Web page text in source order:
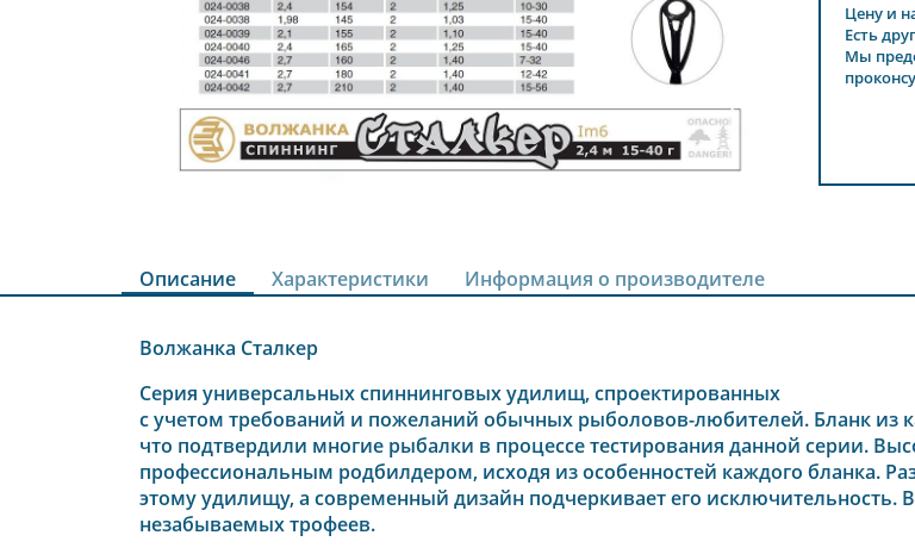
Цену и
Есть
Мы
Описание Характеристики Информация о производителе
Волжанка Сталкер
Серия универсальных спиннинговых удилищ, спроектированных
с учетом требований и пожеланий обычных рыболовов-любителей. Бланк из
что подтвердили многие рыбалки в процессе тестирования данной серии.
профессиональным родбилдером, исходя из особенностей каждого бланка.
этому удилищу, а современный дизайн подчеркивает его
незабываемых трофеев.